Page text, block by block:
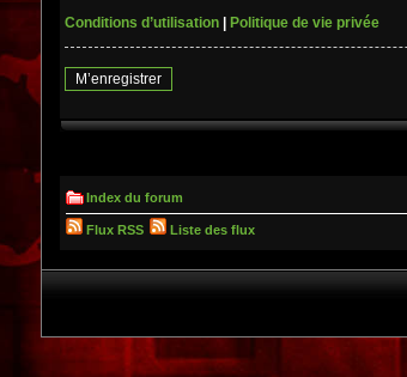
Conditions d’utilisation
Politique de vie privée
M’enregistrer
Index du forum
Flux RSS Liste des flux